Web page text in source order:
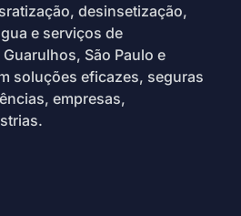
desinsetização,
e serviços de
São Paulo e
soluções eficazes, seguras
empresas,